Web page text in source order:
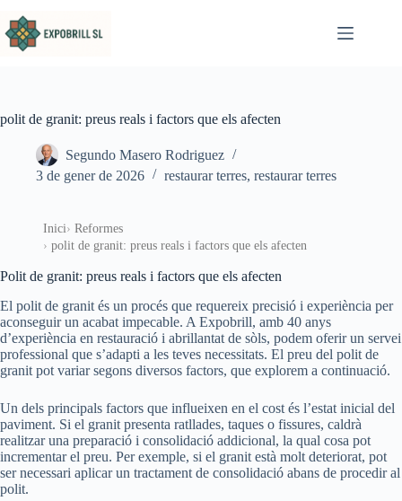
polit de granit: preus reals i factors que els afecten
Segundo Masero Rodriguez
3 de gener de 2026
restaurar terres, restaurar terres
Inici
Reformes
polit de granit: preus reals i factors que els afecten
Polit de granit: preus reals i factors que els afecten
El polit de granit és un procés que requereix precisió i experiència per
aconseguir un acabat impecable. A Expobrill, amb 40 anys
d’experiència en restauració i abrillantat de sòls, podem oferir un servei
professional que s’adapti a les teves necessitats. El preu del polit de
granit pot variar segons diversos factors, que explorem a continuació.
Un dels principals factors que influeixen en el cost és l’estat inicial del
paviment. Si el granit presenta ratllades, taques o fissures, caldrà
realitzar una preparació i consolidació addicional, la qual cosa pot
incrementar el preu. Per exemple, si el granit està molt deteriorat, pot
ser necessari aplicar un tractament de consolidació abans de procedir al
polit.